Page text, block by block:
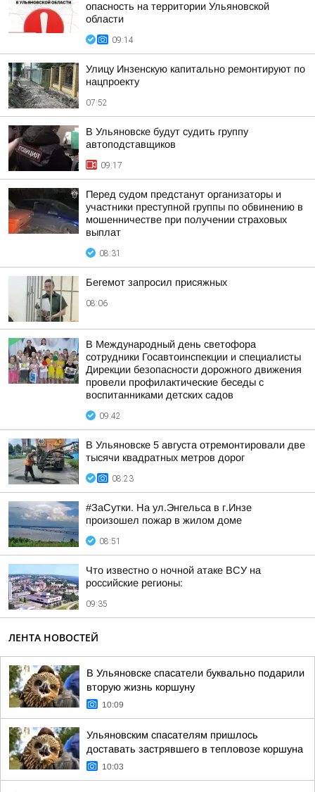
опасность на территории Ульяновской
области
09:14
Улицу Инзенскую капитально ремонтируют по
нацпроекту
07:52
В Ульяновске будут судить группу
автоподставщиков
09:17
Перед судом предстанут организаторы и
участники преступной группы по обвинению в
мошенничестве при получении страховых
выплат
08:31
Бегемот запросил присяжных
08:06
В Международный день светофора
сотрудники Госавтоинспекции и специалисты
Дирекции безопасности дорожного движения
провели профилактические беседы с
воспитанниками детских садов
09:42
В Ульяновске 5 августа отремонтировали две
тысячи квадратных метров дорог
08:23
#ЗаСутки. На ул.Энгельса в г.Инзе
произошел пожар в жилом доме
08:51
Что известно о ночной атаке ВСУ на
российские регионы:
09:35
ЛЕНТА НОВОСТЕЙ
В Ульяновске спасатели буквально подарили
вторую жизнь коршуну
10:09
Ульяновским спасателям пришлось
доставать застрявшего в тепловозе коршуна
10:03